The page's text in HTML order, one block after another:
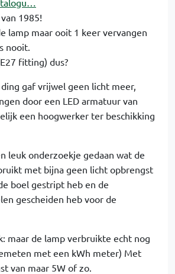
1985!
lamp maar ooit 1 keer vervangen
nooit.
fitting) dus?
gaf vrijwel geen licht meer,
door een LED armatuur van
een hoogwerker ter beschikking
leuk onderzoekje gedaan wat de
met bijna geen licht opbrengst
boel gestript heb en de
gescheiden heb voor de
maar de lamp verbruikte echt nog
met een kWh meter) Met
van maar 5W of zo.